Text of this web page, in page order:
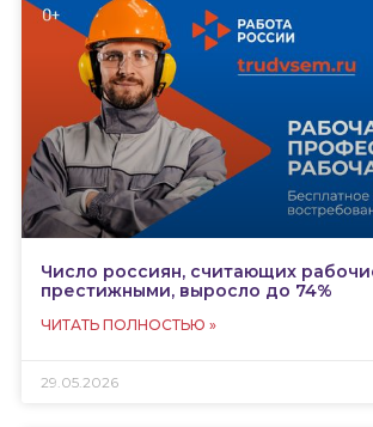
Число россиян, считающих
престижными, выросло до 74%
ЧИТАТЬ ПОЛНОСТЬЮ »
29.05.2026